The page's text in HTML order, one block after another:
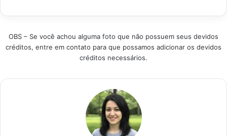
mais vendidos e as
quem busca o topo
de linha da Samsung
sem jogar dinheiro
Destaque Como…
OBS – Se você achou alguma foto que não possuem seus devidos
créditos, entre em contato para que possamos adicionar os devidos
créditos necessários.